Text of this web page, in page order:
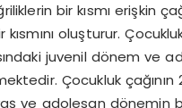
bir kısmı erişkin
kısmını oluşturur.
juvenil dönem ve
Çocukluk
ve adolesan dönemin